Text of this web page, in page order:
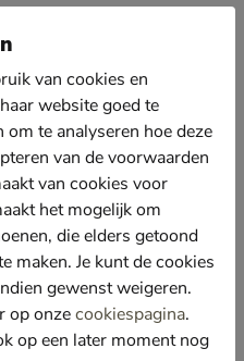
Shoesme
van € 79,99 vanaf € 48,99
van cookies en
website goed te
te analyseren hoe deze
van de voorwaarden
van cookies voor
het mogelijk om
die elders getoond
maken. Je kunt de cookies
gewenst weigeren.
op onzecookiespagina.
op een later moment nog